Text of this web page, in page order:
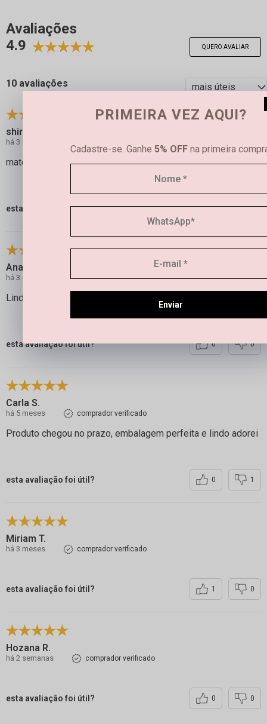
Avaliações
4.9
QUERO AVALIAR
10 avaliações
shirlei k.
há 3 meses
material excelente, pesado e boa qualidade ! Amei
esta avaliação foi útil? 0 0
Ana C.
há 3 meses comprador verificado
Linda peça
esta avaliação foi útil? 0 0
Carla S.
há 5 meses comprador verificado
Produto chegou no prazo, embalagem perfeita e lindo adorei
esta avaliação foi útil? 0 1
Miriam T.
há 3 meses comprador verificado
esta avaliação foi útil? 1 0
Hozana R.
há 2 semanas comprador verificado
esta avaliação foi útil? 0 0
PRIMEIRA VEZ AQUI?
Cadastre-se. Ganhe 5% OFF na primeira
Enviar